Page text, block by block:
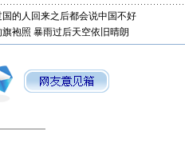
国的人回来之后都会说中国不好
袍照 暴雨过后天空依旧晴朗